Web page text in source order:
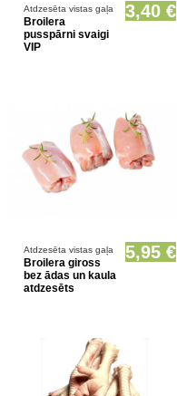
Atdzesēta vistas gaļa
Broilera
pusspārni svaigi
VIP
3,40 €
Atdzesēta vistas gaļa
Broilera giross
bez ādas un kaula
atdzesēts
5,95 €